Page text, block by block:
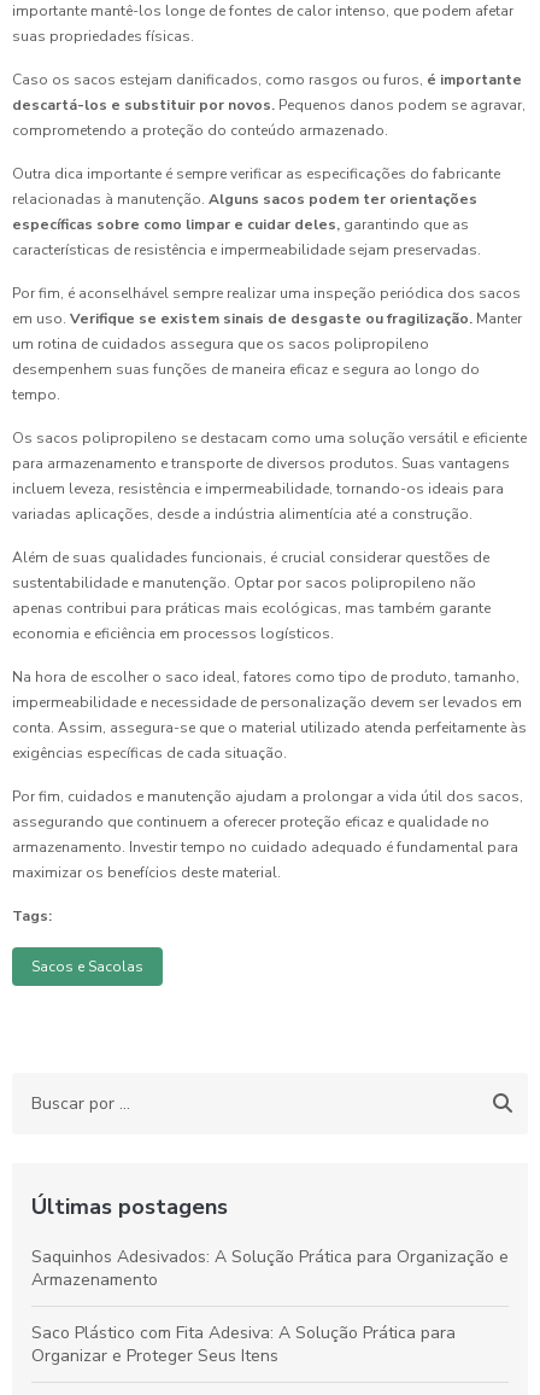
importante mantê-los longe de fontes de calor intenso, que podem afetar
suas propriedades físicas.
Caso os sacos estejam danificados, como rasgos ou furos, é importante
descartá-los e substituir por novos. Pequenos danos podem se agravar,
comprometendo a proteção do conteúdo armazenado.
Outra dica importante é sempre verificar as especificações do fabricante
relacionadas à manutenção. Alguns sacos podem ter orientações
específicas sobre como limpar e cuidar deles, garantindo que as
características de resistência e impermeabilidade sejam preservadas.
Por fim, é aconselhável sempre realizar uma inspeção periódica dos sacos
em uso. Verifique se existem sinais de desgaste ou fragilização. Manter
um rotina de cuidados assegura que os sacos polipropileno
desempenhem suas funções de maneira eficaz e segura ao longo do
tempo.
Os sacos polipropileno se destacam como uma solução versátil e eficiente
para armazenamento e transporte de diversos produtos. Suas vantagens
incluem leveza, resistência e impermeabilidade, tornando-os ideais para
variadas aplicações, desde a indústria alimentícia até a construção.
Além de suas qualidades funcionais, é crucial considerar questões de
sustentabilidade e manutenção. Optar por sacos polipropileno não
apenas contribui para práticas mais ecológicas, mas também garante
economia e eficiência em processos logísticos.
Na hora de escolher o saco ideal, fatores como tipo de produto, tamanho,
impermeabilidade e necessidade de personalização devem ser levados em
conta. Assim, assegura-se que o material utilizado atenda perfeitamente às
exigências específicas de cada situação.
Por fim, cuidados e manutenção ajudam a prolongar a vida útil dos sacos,
assegurando que continuem a oferecer proteção eficaz e qualidade no
armazenamento. Investir tempo no cuidado adequado é fundamental para
maximizar os benefícios deste material.
Tags:
Sacos e Sacolas
Últimas postagens
Saquinhos Adesivados: A Solução Prática para Organização e
Armazenamento
Saco Plástico com Fita Adesiva: A Solução Prática para
Organizar e Proteger Seus Itens